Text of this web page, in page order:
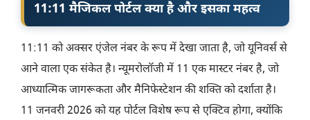
11:11 मैजिकल पोर्टल क्या है और इसका महत्व
11:11 को अक्सर एंजेल नंबर के रूप में देखा जाता है, जो यूनिवर्स से
आने वाला एक संकेत है। न्यूमरोलॉजी में 11 एक मास्टर नंबर है, जो
आध्यात्मिक जागरूकता और मैनिफेस्टेशन की शक्ति को दर्शाता है।
11 जनवरी 2026 को यह पोर्टल विशेष रूप से एक्टिव होगा, क्योंकि